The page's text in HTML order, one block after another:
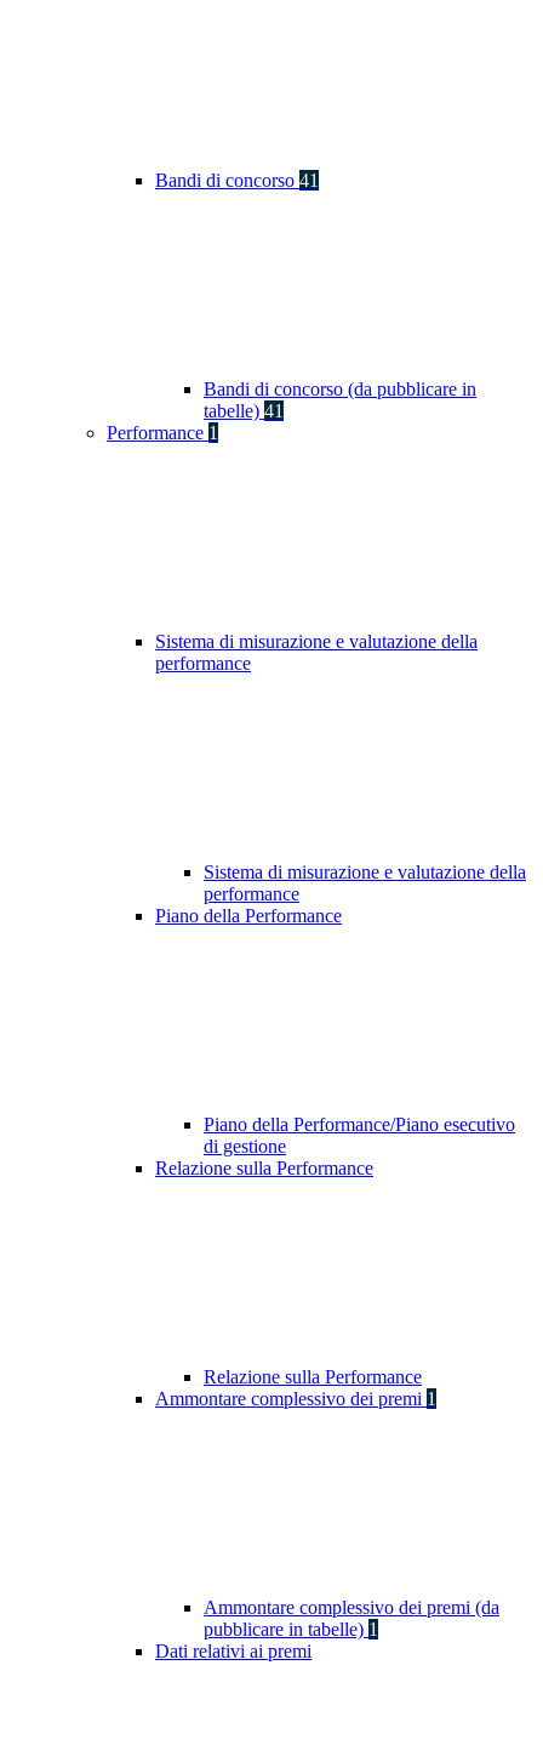
Bandi di concorso 41
Bandi di concorso (da pubblicare in
tabelle) 41
Performance 1
Sistema di misurazione e valutazione della
performance
Sistema di misurazione e valutazione della
performance
Piano della Performance
Piano della Performance/Piano esecutivo
di gestione
Relazione sulla Performance
Relazione sulla Performance
Ammontare complessivo dei premi 1
Ammontare complessivo dei premi (da
pubblicare in tabelle) 1
Dati relativi ai premi